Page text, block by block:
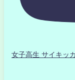
女子高生 サイキッ